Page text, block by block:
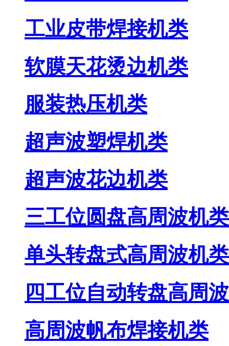
工业皮带焊接机类
软膜天花烫边机类
服装热压机类
超声波塑焊机类
超声波花边机类
三工位圆盘高周波机类
单头转盘式高周波机类
四工位自动转盘高周
高周波帆布焊接机类